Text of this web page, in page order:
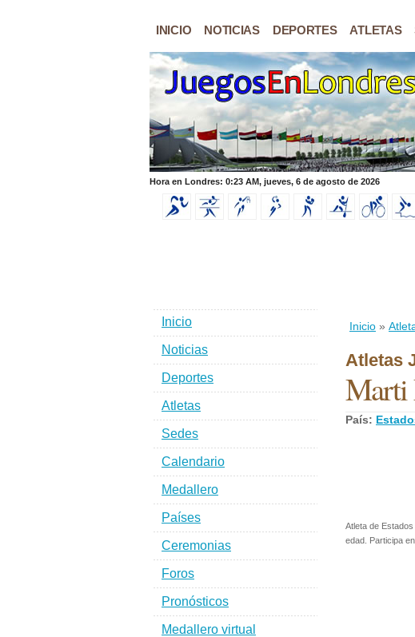
INICIO NOTICIAS DEPORTES ATLETAS
Hora en Londres: 0:23 AM, jueves, 6 de agosto de 2026
Inicio »
Atletas
Marti
País:
Atleta de
edad. Participa
Inicio
Noticias
Deportes
Atletas
Sedes
Calendario
Medallero
Países
Ceremonias
Foros
Pronósticos
Medallero virtual